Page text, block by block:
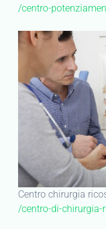
/centro-
Centro chirurgia
/centro-di-